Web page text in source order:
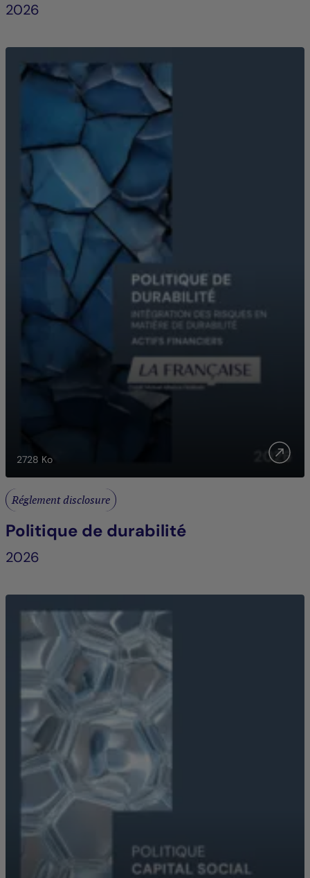
2026
2728 Ko
Réglement disclosure
Politique de durabilité
2026